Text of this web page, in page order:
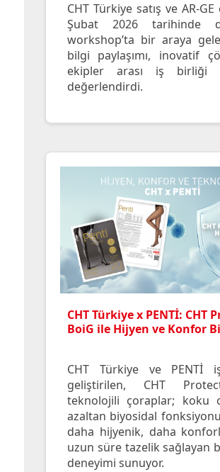
CHT Türkiye satış ve AR-
Şubat 2026 tarihinde
workshop’ta bir araya
bilgi paylaşımı, inovatif
ekipler arası iş birliği
değerlendirdi.
CHT Türkiye x PENTİ: CHT
BoiG ile Hijyen ve Konfor
CHT Türkiye ve PENTİ
geliştirilen, CHT
teknolojili çoraplar; koku
azaltan biyosidal
daha hijyenik, daha
uzun süre tazelik sağlayan
deneyimi sunuyor.